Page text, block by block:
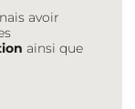
avoir
ainsi que